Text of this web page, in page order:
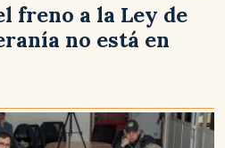
freno a la Ley de
no está en